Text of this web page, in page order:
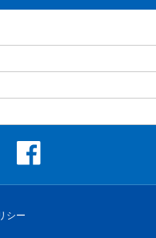
シー